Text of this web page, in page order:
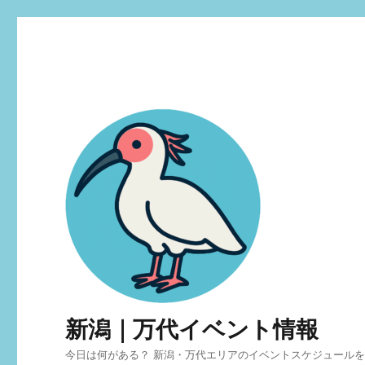
新潟｜万代イベント情報
今日は何がある？ 新潟・万代エリアのイベントスケジュールを